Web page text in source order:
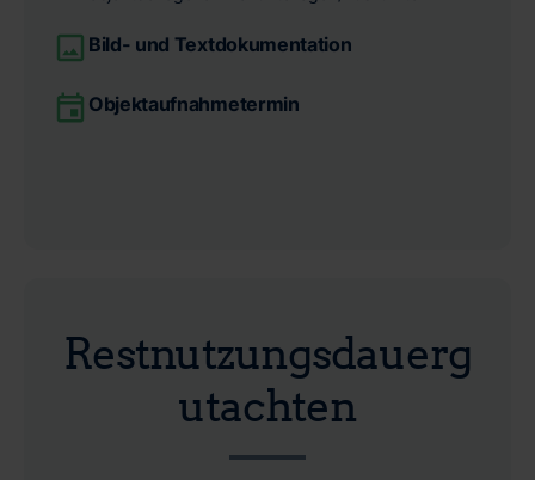
Restnutzungsdauerg
utachten
Bild- und Textdokumentation
Objektaufnahmetermin